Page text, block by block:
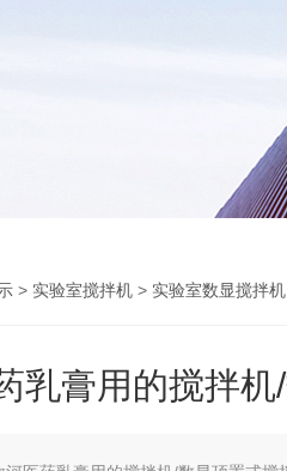
> 实验室搅拌机 > 实验室数显搅拌机
乳膏用的搅拌